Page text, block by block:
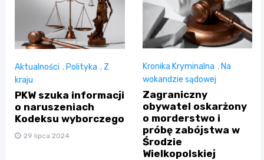
Aktualności , Polityka , Z
kraju
PKW szuka informacji
o naruszeniach
Kodeksu wyborczego
29 lipca 2024
Kronika Kryminalna ,Na
wokandzie sądowej
Zagraniczny
obywatel oskarżony
o morderstwo i
próbę zabójstwa w
Środzie
Wielkopolskiej